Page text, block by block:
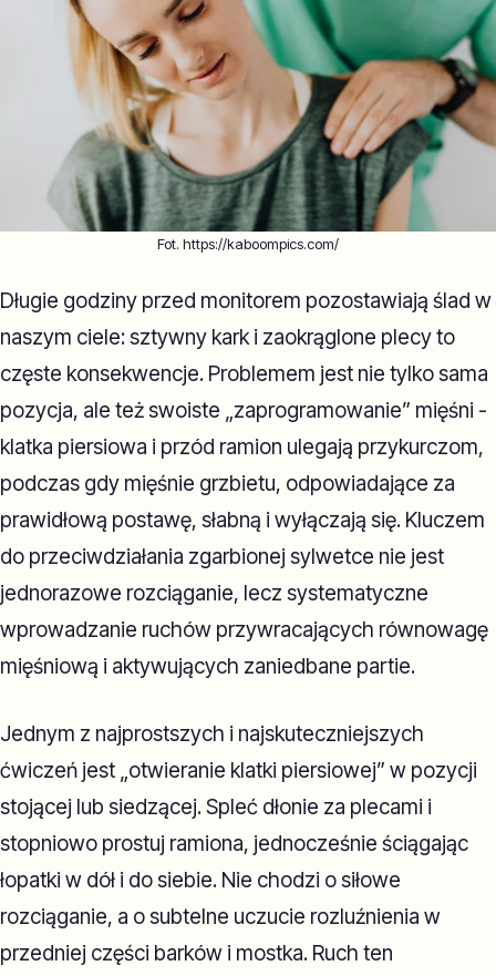
Fot. https://kaboompics.com/
Długie godziny przed monitorem pozostawiają ślad w
naszym ciele: sztywny kark i zaokrąglone plecy to
częste konsekwencje. Problemem jest nie tylko sama
pozycja, ale też swoiste „zaprogramowanie” mięśni -
klatka piersiowa i przód ramion ulegają przykurczom,
podczas gdy mięśnie grzbietu, odpowiadające za
prawidłową postawę, słabną i wyłączają się. Kluczem
do przeciwdziałania zgarbionej sylwetce nie jest
jednorazowe rozciąganie, lecz systematyczne
wprowadzanie ruchów przywracających równowagę
mięśniową i aktywujących zaniedbane partie.
Jednym z najprostszych i najskuteczniejszych
ćwiczeń jest „otwieranie klatki piersiowej” w pozycji
stojącej lub siedzącej. Spleć dłonie za plecami i
stopniowo prostuj ramiona, jednocześnie ściągając
łopatki w dół i do siebie. Nie chodzi o siłowe
rozciąganie, a o subtelne uczucie rozluźnienia w
przedniej części barków i mostka. Ruch ten